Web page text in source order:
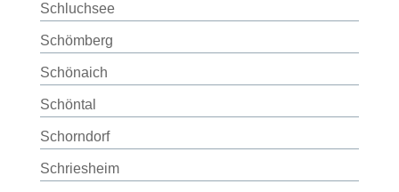
Schluchsee
Schömberg
Schönaich
Schöntal
Schorndorf
Schriesheim